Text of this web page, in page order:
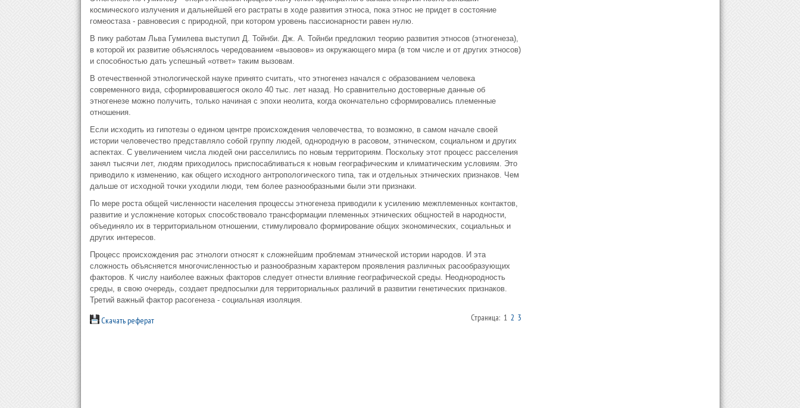
космического излучения и дальнейшей его растраты в ходе развития этноса, пока этнос не придет в состояние
гомеостаза - равновесия с природной, при котором уровень пассионарности равен нулю.
В пику работам Льва Гумилева выступил Д. Тойнби. Дж. А. Тойнби предложил теорию развития этносов (этногенеза),
в которой их развитие объяснялось чередованием «вызовов» из окружающего мира (в том числе и от других этносов)
и способностью дать успешный «ответ» таким вызовам.
В отечественной этнологической науке принято считать, что этногенез начался с образованием человека
современного вида, сформировавшегося около 40 тыс. лет назад. Но сравнительно достоверные данные об
этногенезе можно получить, только начиная с эпохи неолита, когда окончательно сформировались племенные
отношения.
Если исходить из гипотезы о едином центре происхождения человечества, то возможно, в самом начале своей
истории человечество представляло собой группу людей, однородную в расовом, этническом, социальном и других
аспектах. С увеличением числа людей они расселились по новым территориям. Поскольку этот процесс расселения
занял тысячи лет, людям приходилось приспосабливаться к новым географическим и климатическим условиям. Это
приводило к изменению, как общего исходного антропологического типа, так и отдельных этнических признаков. Чем
дальше от исходной точки уходили люди, тем более разнообразными были эти признаки.
По мере роста общей численности населения процессы этногенеза приводили к усилению межплеменных контактов,
развитие и усложнение которых способствовало трансформации племенных этнических общностей в народности,
объединяло их в территориальном отношении, стимулировало формирование общих экономических, социальных и
других интересов.
Процесс происхождения рас этнологи относят к сложнейшим проблемам этнической истории народов. И эта
сложность объясняется многочисленностью и разнообразным характером проявления различных расообразующих
факторов. К числу наиболее важных факторов следует отнести влияние географической среды. Неоднородность
среды, в свою очередь, создает предпосылки для территориальных различий в развитии генетических признаков.
Третий важный фактор расогенеза - социальная изоляция.
Скачать реферат Страница: 1 2 3